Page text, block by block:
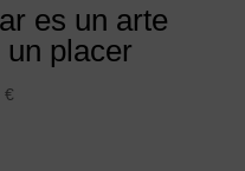
es un arte
placer
€